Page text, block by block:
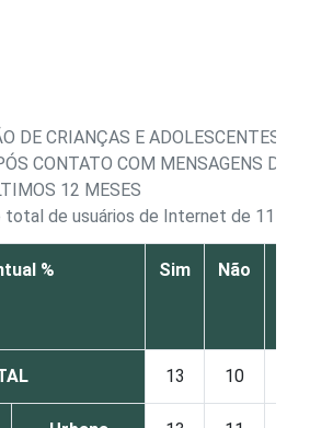
DE CRIANÇAS E ADOLESCENTES
CONTATO COM MENSAGENS DE
12 MESES
de usuários de Internet de 11 a
% Sim Não
13 10